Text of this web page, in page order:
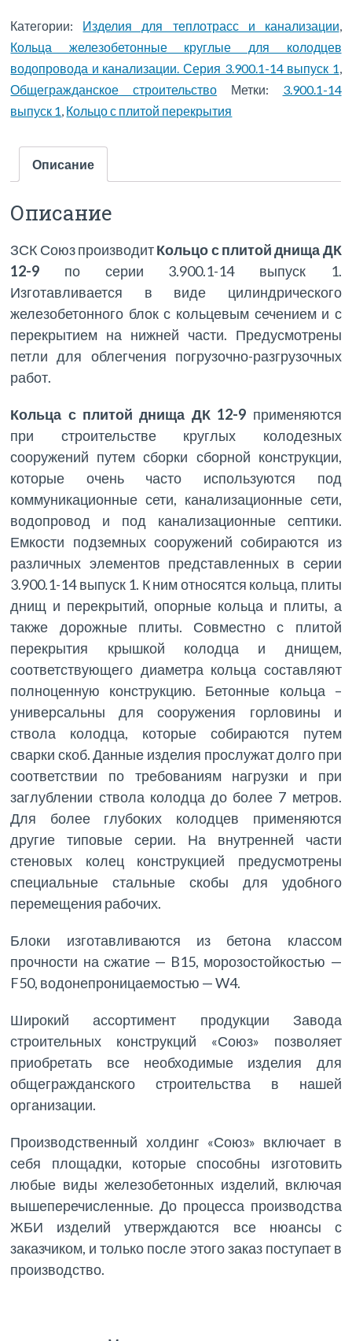
Категории: Изделия для теплотрасс и канализации,
Кольца железобетонные круглые для колодцев
водопровода и канализации. Серия 3.900.1-14 выпуск 1,
Общегражданское строительство
Метки: 3.900.1-14
выпуск 1, Кольцо с плитой перекрытия
Описание
Описание
ЗСК Союз производитКольцо с плитой днища ДК
12-9 по серии 3.900.1-14 выпуск 1.
Изготавливается в виде цилиндрического
железобетонного блок с кольцевым сечением и с
перекрытием на нижней части. Предусмотрены
петли для облегчения погрузочно-разгрузочных
работ.
Кольца с плитой днища ДК 12-9 применяются
при строительстве круглых колодезных
сооружений путем сборки сборной конструкции,
которые очень часто используются под
коммуникационные сети, канализационные сети,
водопровод и под канализационные септики.
Емкости подземных сооружений собираются из
различных элементов представленных в серии
3.900.1-14 выпуск 1. К ним относятся кольца, плиты
днищ и перекрытий, опорные кольца и плиты, а
также дорожные плиты. Совместно с плитой
перекрытия крышкой колодца и днищем,
соответствующего диаметра кольца составляют
полноценную конструкцию. Бетонные кольца –
универсальны для сооружения горловины и
ствола колодца, которые собираются путем
сварки скоб. Данные изделия прослужат долго при
соответствии по требованиям нагрузки и при
заглублении ствола колодца до более 7 метров.
Для более глубоких колодцев применяются
другие типовые серии. На внутренней части
стеновых колец конструкцией предусмотрены
специальные стальные скобы для удобного
перемещения рабочих.
Блоки изготавливаются из бетона классом
прочности на сжатие — B15, морозостойкостью —
F50, водонепроницаемостью — W4.
Широкий ассортимент продукции Завода
строительных конструкций «Союз» позволяет
приобретать все необходимые изделия для
общегражданского строительства в нашей
организации.
Производственный холдинг «Союз» включает в
себя площадки, которые способны изготовить
любые виды железобетонных изделий, включая
вышеперечисленные. До процесса производства
ЖБИ изделий утверждаются все нюансы с
заказчиком, и только после этого заказ поступает в
производство.